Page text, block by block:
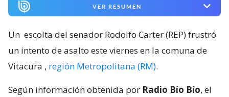
VER RESUMEN
Un escolta del senador Rodolfo Carter (REP) frustró
un intento de asalto este viernes en la comuna de
Vitacura , región Metropolitana (RM).
Según información obtenida por Radio Bío Bío, el